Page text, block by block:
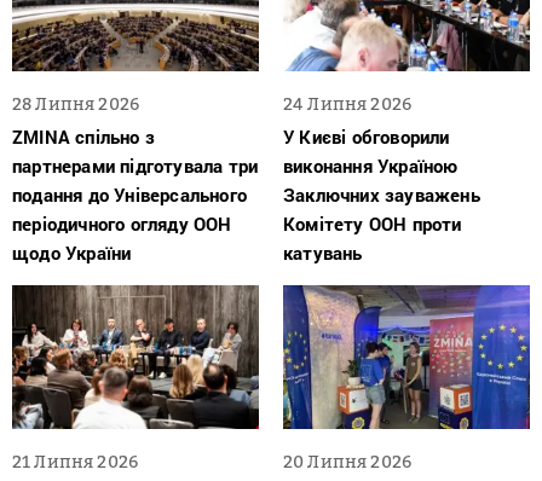
28 Липня 2026
ZMINA спільно з
партнерами підготувала три
подання до Універсального
періодичного огляду ООН
щодо України
24 Липня 2026
У Києві обговорили
виконання Україною
Заключних зауважень
Комітету ООН проти
катувань
21 Липня 2026 20 Липня 2026